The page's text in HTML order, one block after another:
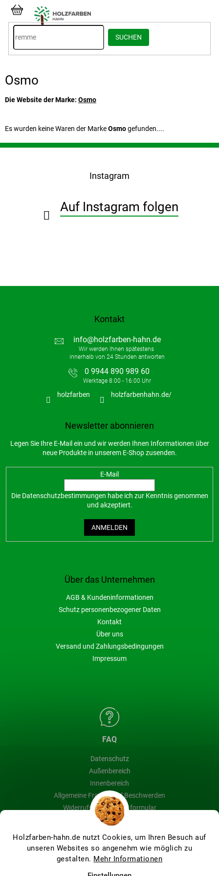
Holzfarben-hahn.de nutzt Cookies, um Ihren Besuch auf
unseren Websites so angenehm wie möglich zu
gestalten. Mehr Informationen
Inhalt
springen
SUCHEN
WARENKORB
Osmo
Die Website der Marke: Osmo
Es wurden keine Waren der MarkeOsmogefunden....
F
Über das Unternehmen
AGB & Kundeninformationen
Schutz personenbezogener Daten
Kontakt
Über uns
Versand und Zahlungsbedingungen
Impressum
Instagram
Auf Instagram folgen
FAQ
Datenschutz
Außenbereich
Innenbereich
Allgemeine Fragen und Beschwerden
Widerrufsbelehrung & formular
Blog
Kontakt
info@holzfarben-hahn.de
0 9944 890 989 60
holzfarben holzfarbenhahn.de/
Newsletter abonnieren
Legen Sie Ihre E-Mail ein und wir werden Ihnen Informationen über
neue Produkte in unserem E-Shop zusenden.
E-Mail
Die Datenschutzbestimmungen habe ich zur Kenntnis genommen
und akzeptiert.
ANMELDEN